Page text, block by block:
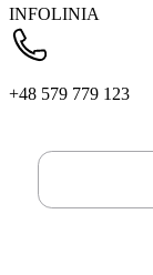
INFOLINIA
+48 579 779 123